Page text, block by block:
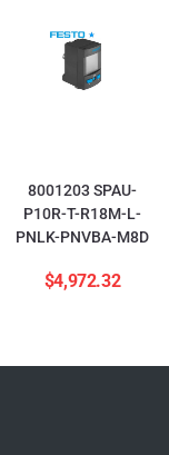
8001203 SPAU-
P10R-T-R18M-L-
PNLK-PNVBA-M8D
$4,972.32